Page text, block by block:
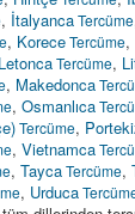
, İtalyancaTercüme
, KoreceTercüme,
LetoncaTercüme,
, Makedonca
, Osmanlıca
Tercüme,
, Vietnamca
, TaycaTercüme,
, Urduca